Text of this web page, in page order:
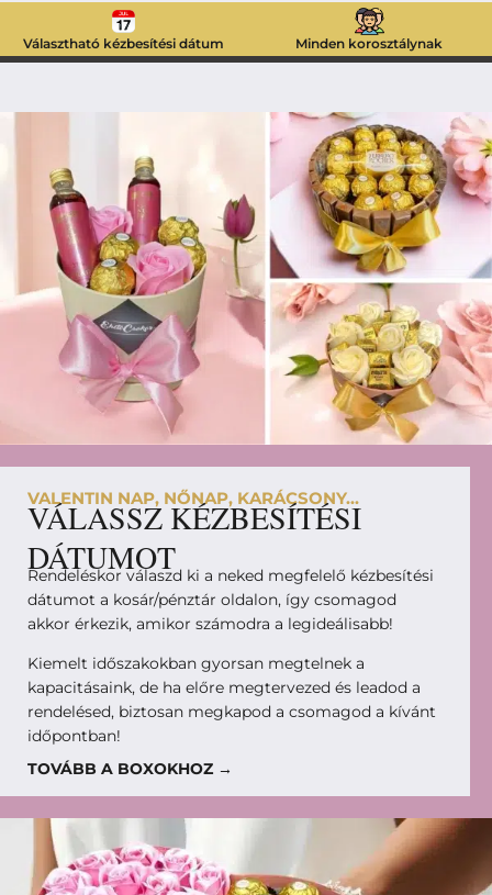
Választható kézbesítési dátum Minden korosztálynak
VALENTIN NAP, NŐNAP, KARÁCSONY...
VÁLASSZ KÉZBESÍTÉSI
DÁTUMOT
Rendeléskor válaszd ki a neked megfelelő kézbesítési
dátumot a kosár/pénztár oldalon, így csomagod
akkor érkezik, amikor számodra a legideálisabb!
Kiemelt időszakokban gyorsan megtelnek a
kapacitásaink, de ha előre megtervezed és leadod a
rendelésed, biztosan megkapod a csomagod a kívánt
időpontban!
TOVÁBB A BOXOKHOZ →